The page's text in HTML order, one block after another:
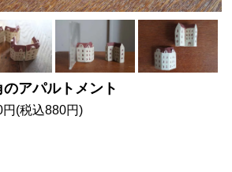
のアパルトメント
円(税込880円)